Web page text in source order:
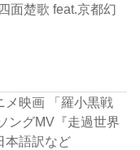
面楚歌 feat.京都幻
メ映画 「羅小黒戦
ングMV『走過世界
本語訳など